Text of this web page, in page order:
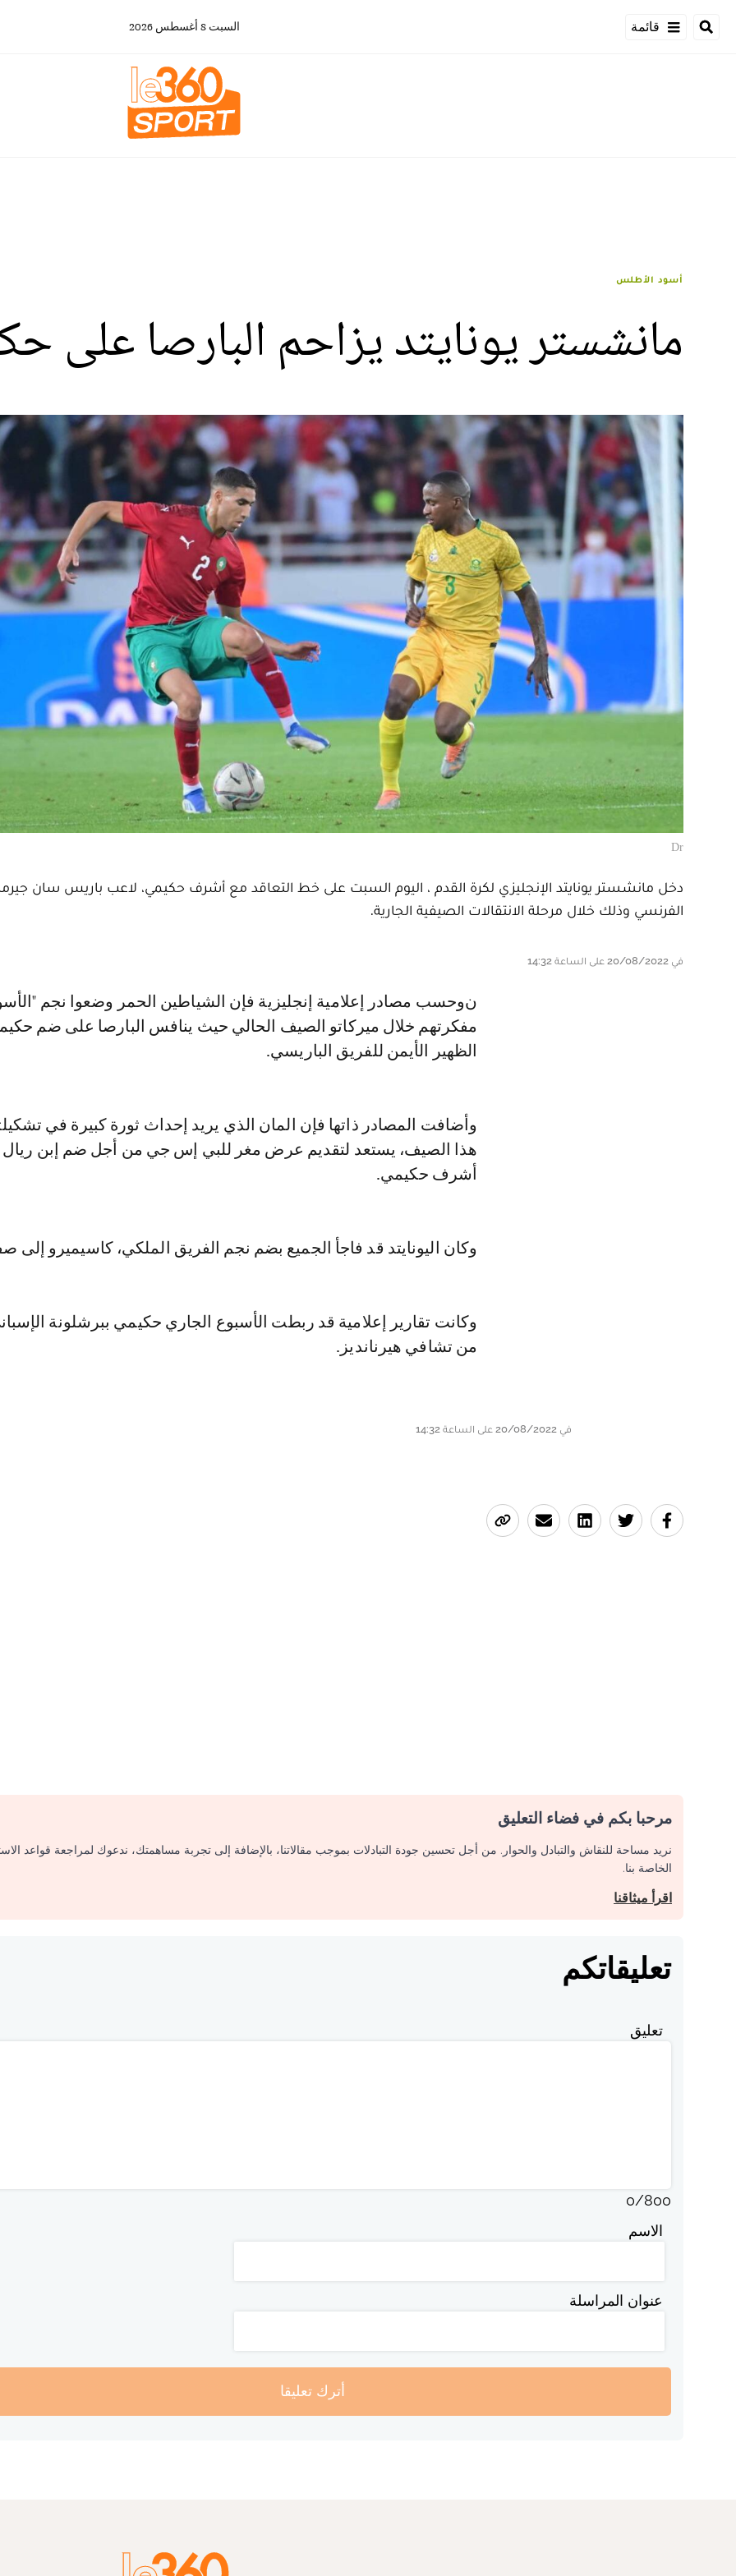
قائمة السبت 8 أغسطس 2026
أسود الأطلس
مانشستر يونايتد يزاحم البارصا على
Dr
دخل مانشستر يونايتد الإنجليزي لكرة القدم ، اليوم السبت على خط التعاقد مع أشرف حكيمي، لاعب باريس سان
الفرنسي وذلك خلال مرحلة الانتقالات الصيفية الجارية.
في 20/08/2022 على الساعة 14:32
نوحسب مصادر إعلامية إنجليزية فإن الشياطين الحمر وضعوا نجم "الأسود" ضمن
مفكرتهم خلال ميركاتو الصيف الحالي حيث ينافس البارصا على ضم
الظهير الأيمن للفريق الباريسي.
وأضافت المصادر ذاتها فإن المان الذي يريد إحداث ثورة كبيرة في
هذا الصيف، يستعد لتقديم عرض مغر للبي إس جي من أجل ضم إبن ريال
أشرف حكيمي.
وكان اليونايتد قد فاجأ الجميع بضم نجم الفريق الملكي، كاسيميرو إلى
وكانت تقارير إعلامية قد ربطت الأسبوع الجاري حكيمي ببرشلونة
من تشافي هيرنانديز.
في 20/08/2022 على الساعة 14:32
مرحبا بكم في فضاء التعليق
نريد مساحة للنقاش والتبادل والحوار. من أجل تحسين جودة التبادلات بموجب مقالاتنا، بالإضافة إلى تجربة مساهمتك، ندعوك لمراجعة قواعد
الخاصة بنا.
اقرأ ميثاقنا
تعليقاتكم
تعليق
0/800
الاسم
عنوان المراسلة
أترك تعليقا